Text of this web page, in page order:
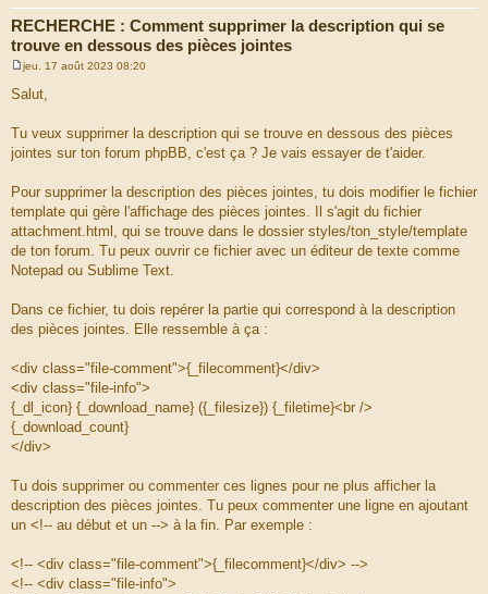
RECHERCHE : Comment supprimer la description qui se
trouve en dessous des pièces jointes
M
e
s
a
g
e
jeu. 17 août 2023 08:20
Salut,
Tu veux supprimer la description qui se trouve en dessous des pièces
jointes sur ton forum phpBB, c'est ça ? Je vais essayer de t'aider.
Pour supprimer la description des pièces jointes, tu dois modifier le fichier
template qui gère l'affichage des pièces jointes. Il s'agit du fichier
attachment.html, qui se trouve dans le dossier styles/ton_style/template
de ton forum. Tu peux ouvrir ce fichier avec un éditeur de texte comme
Notepad ou Sublime Text.
Dans ce fichier, tu dois repérer la partie qui correspond à la description
des pièces jointes. Elle ressemble à ça :
<div class="file-comment">{_filecomment}</div>
<div class="file-info">
{_dl_icon} {_download_name} ({_filesize}) {_filetime}<br />
{_download_count}
</div>
Tu dois supprimer ou commenter ces lignes pour ne plus afficher la
description des pièces jointes. Tu peux commenter une ligne en ajoutant
un <!-- au début et un --> à la fin. Par exemple :
<!-- <div class="file-comment">{_filecomment}</div> -->
<!-- <div class="file-info">